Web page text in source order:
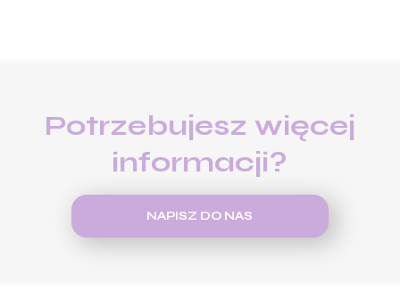
Potrzebujesz więcej
informacji?
NAPISZ DO NAS